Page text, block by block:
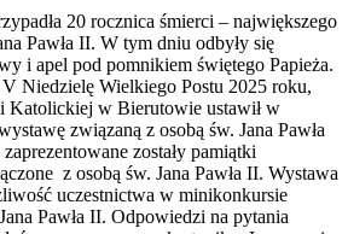
20 rocznica śmierci – największego
Pawła II. W tym dniu odbyły się
i apel pod pomnikiem świętego Papieża.
Niedzielę Wielkiego Postu 2025 roku,
Katolickiej w Bierutowie ustawił w
związaną z osobą św. Jana Pawła
zostały pamiątki
z osobą św. Jana Pawła II. Wystawa
uczestnictwa w minikonkursie
Pawła II. Odpowiedzi na pytania